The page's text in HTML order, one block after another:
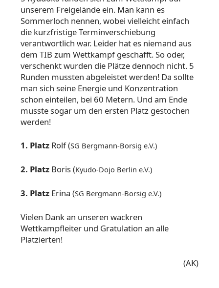
unserem Freigelände ein. Man kann es
Sommerloch nennen, wobei vielleicht einfach
die kurzfristige Terminverschiebung
verantwortlich war. Leider hat es niemand aus
dem TIB zum Wettkampf geschafft. So oder,
verschenkt wurden die Plätze dennoch nicht. 5
Runden mussten abgeleistet werden! Da sollte
man sich seine Energie und Konzentration
schon einteilen, bei 60 Metern. Und am Ende
musste sogar um den ersten Platz gestochen
werden!
1. Platz Rolf (SG Bergmann-Borsig e.V.)
2. Platz Boris (Kyudo-Dojo Berlin e.V.)
3. Platz Erina (SG Bergmann-Borsig e.V.)
Vielen Dank an unseren wackren
Wettkampfleiter und Gratulation an alle
Platzierten!
(AK)